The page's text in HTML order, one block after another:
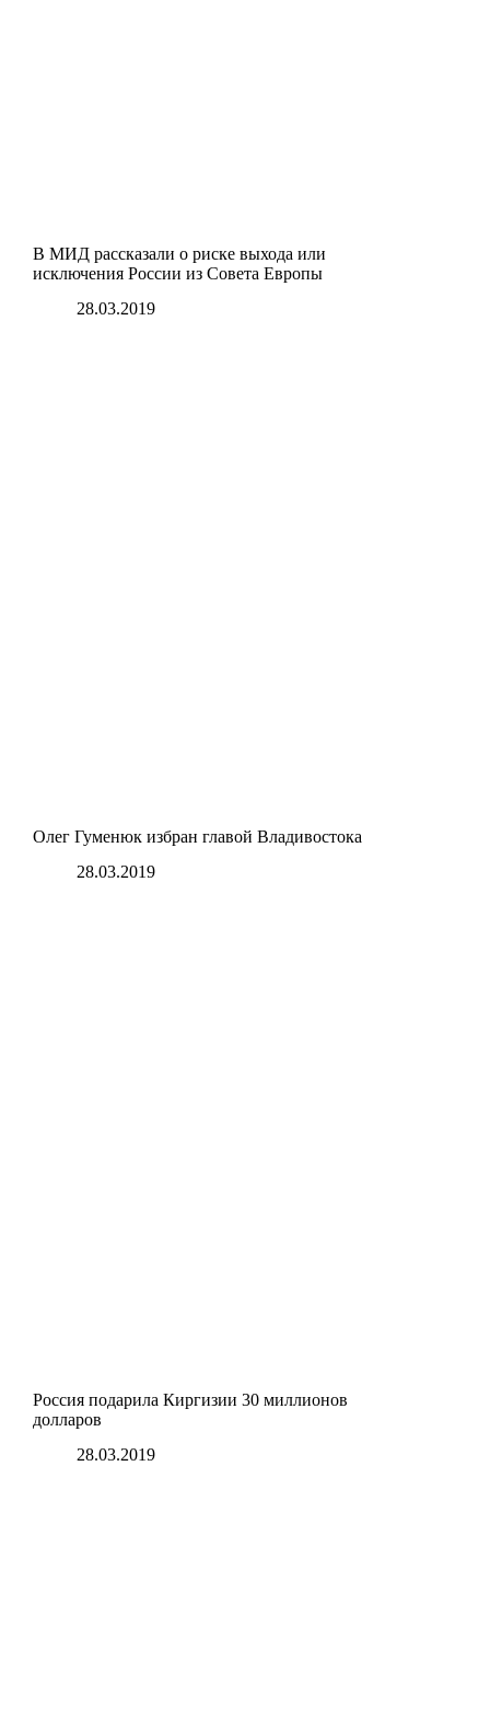
В МИД рассказали о риске выхода или
исключения России из Совета Европы
28.03.2019
Олег Гуменюк избран главой Владивостока
28.03.2019
Россия подарила Киргизии 30 миллионов
долларов
28.03.2019